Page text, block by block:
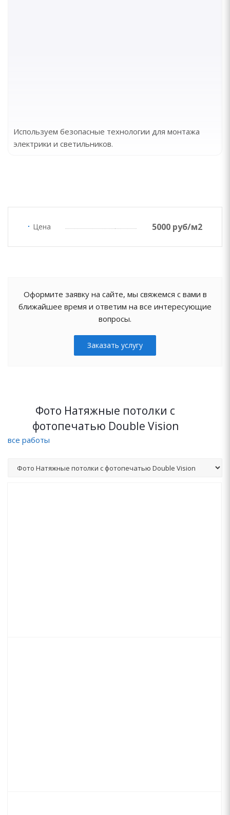
Используем безопасные технологии для монтажа
электрики и светильников.
Цена 5000 руб/м2
Оформите заявку на сайте, мы свяжемся с вами в
ближайшее время и ответим на все интересующие
вопросы.
Заказать услугу
Фото Натяжные потолки с
фотопечатью Double Vision
все работы